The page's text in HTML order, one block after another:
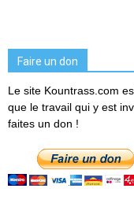
Faire un don
Le site Kountrass.com
que le travail qui y est
faites un don !